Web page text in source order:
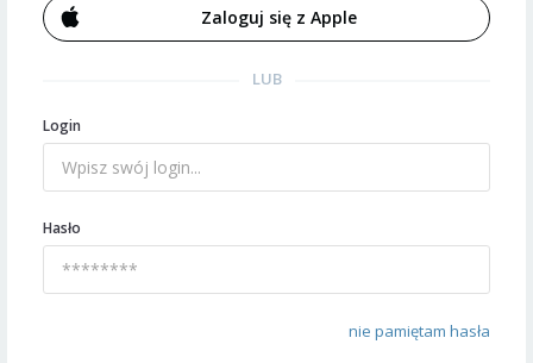
Zaloguj się z Apple
LUB
Login
Hasło
nie pamiętam hasła